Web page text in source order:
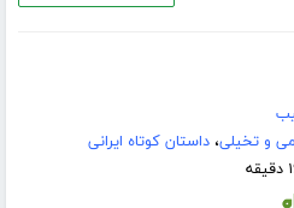
و تخیلی،داستان کوتاه ایرانی